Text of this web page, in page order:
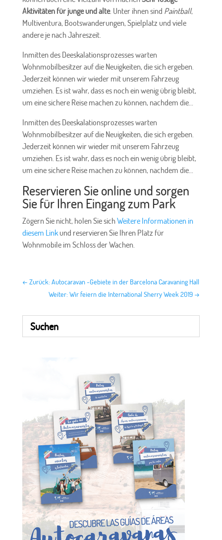
Aktivitäten für junge und alte. Unter ihnen sind Paintball,
Multiventura, Bootswanderungen, Spielplatz und viele
andere je nach Jahreszeit.
Inmitten des Deeskalationsprozesses warten
Wohnmobilbesitzer auf die Neuigkeiten, die sich ergeben.
Jederzeit können wir wieder mit unserem Fahrzeug
umziehen. Es ist wahr, dass es noch ein wenig übrig bleibt,
um eine sichere Reise machen zu können, nachdem die...
Inmitten des Deeskalationsprozesses warten
Wohnmobilbesitzer auf die Neuigkeiten, die sich ergeben.
Jederzeit können wir wieder mit unserem Fahrzeug
umziehen. Es ist wahr, dass es noch ein wenig übrig bleibt,
um eine sichere Reise machen zu können, nachdem die...
Reservieren Sie online und sorgen
Sie für Ihren Eingang zum Park
Zögern Sie nicht, holen Sie sichWeitere Informationen in
diesem Linkund reservieren Sie Ihren Platz für
Wohnmobile im Schloss der Wachen.
← Zurück: Autocaravan -Gebiete in der Barcelona Caravaning Hall
Weiter: Wir feiern die International Sherry Week 2019 →